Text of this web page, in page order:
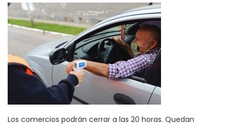
Los comercios podrán cerrar a las 20 horas. Quedan